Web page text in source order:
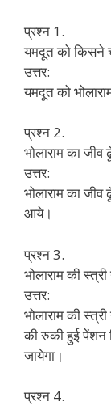
प्रश्न 1.
यमदूत को किसने
उत्तर:
यमदूत को
प्रश्न 2.
भोलाराम का
उत्तर:
भोलाराम का
आये।
प्रश्न 3.
भोलाराम की
उत्तर:
भोलाराम की
की रुकी हुई पेंशन
जायेगा।
प्रश्न 4.